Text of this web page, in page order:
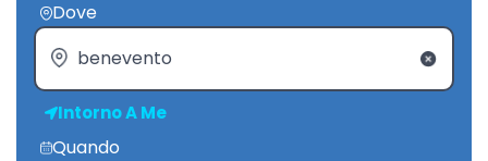
Dove
Intorno A Me
Quando